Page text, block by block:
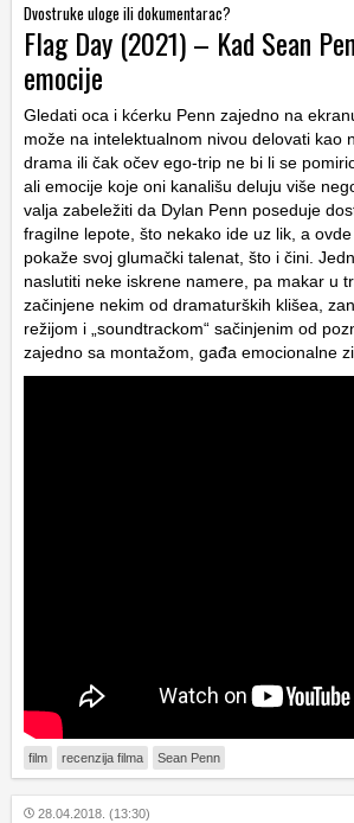
Dvostruke uloge ili dokumentarac?
Flag Day (2021) – Kad Sean
emocije
Gledati oca i kćerku Penn zajedno na
može na intelektualnom nivou delovati kao
drama ili čak očev ego-trip ne bi li se
ali emocije koje oni kanališu deluju više
valja zabeležiti da Dylan Penn poseduje
fragilne lepote, što nekako ide uz lik, a
pokaže svoj glumački talenat, što i čini.
naslutiti neke iskrene namere, pa makar u
začinjene nekim od dramaturških klišea,
režijom i „soundtrackom“ sačinjenim od
zajedno sa montažom, gađa emocionalne
film recenzija filma Sean Penn
28.04.2018. (13:30)